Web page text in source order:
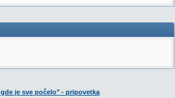
je sve počelo" - pripovetka